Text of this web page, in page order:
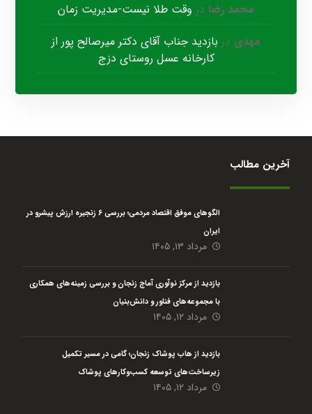
محمد رضا در وقت طلا نیست-مدیریت زمان
مهدی در بازدید جناب آقای دکتر میرصالح پور از
کارخانه عسل روستای دزج
آخرین مطالب
الگوهای موفق اقتصاد مردمی؛ بررسی ۶ زنجیره ارزش پیشرو در
ایران
مرداد ۱۳, ۱۴۰۵
بازدید از مرکز نوآوری آماج زنجان و بررسی زمینه‌های همکاری
با مجموعه‌های فناور و دانش‌بنیان
مرداد ۱۲, ۱۴۰۵
بازدید از هاب پوشاک زنجان؛ گامی در مسیر تکمیل
زیرساخت‌های توسعه کسب‌وکارهای پوشاک
مرداد ۱۲, ۱۴۰۵